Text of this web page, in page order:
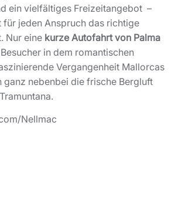
ein vielfältiges Freizeitangebot –
für jeden Anspruch das richtige
Nur eine kurze Autofahrt von Palma
in dem romantischen
Vergangenheit Mallorcas
ganz nebenbei die frische Bergluft
Nellmac